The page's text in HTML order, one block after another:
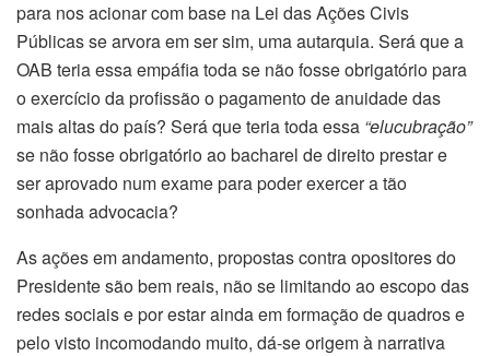
para nos acionar com base na Lei das Ações Civis
Públicas se arvora em ser sim, uma autarquia. Será que a
OAB teria essa empáfia toda se não fosse obrigatório para
o exercício da profissão o pagamento de anuidade das
mais altas do país? Será que teria toda essa “elucubração”
se não fosse obrigatório ao bacharel de direito prestar e
ser aprovado num exame para poder exercer a tão
sonhada advocacia?
As ações em andamento, propostas contra opositores do
Presidente são bem reais, não se limitando ao escopo das
redes sociais e por estar ainda em formação de quadros e
pelo visto incomodando muito, dá-se origem à narrativa